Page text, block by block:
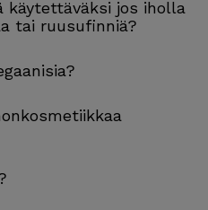
käytettäväksi jos iholla
tai ruusufinniä?